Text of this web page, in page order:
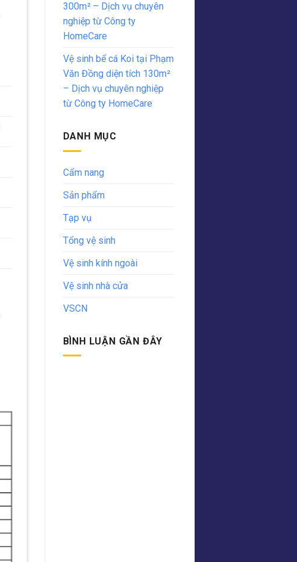
300m² – Dịch vụ chuyên
nghiệp từ Công ty
HomeCare
Vệ sinh bể cá Koi tại Phạm
Văn Đồng diện tích 130m²
– Dịch vụ chuyên nghiệp
từ Công ty HomeCare
DANH MỤC
Cẩm nang
Sản phẩm
Tạp vụ
Tổng vệ sinh
Vệ sinh kính ngoài
Vệ sinh nhà cửa
VSCN
BÌNH LUẬN GẦN ĐÂY